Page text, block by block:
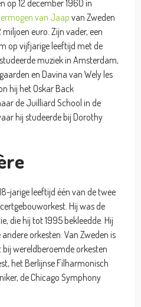
op 12 december 1960 in
van Jaap van Zweden
euro. Zijn vader, een
op vijfjarige leeftijd met de
muziek in Amsterdam,
en Davina van Wely les
hij het Oskar Back
de Juilliard School in de
hij studeerde bij Dorothy
jarige leeftijd één van de twee
Hij was de
die hij tot 1995 bekleedde. Hij
orkesten. Van Zweden is
wereldberoemde orkesten
het Berlijnse Filharmonisch
de Chicago Symphony